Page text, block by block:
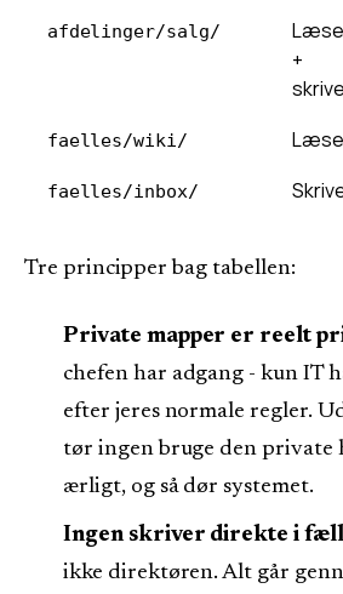
afdelinger/salg/
Læse
+
skrive
faelles/wiki/ Læse
faelles/inbox/
Tre principper bag tabellen:
Private mapper er reelt
chefen har adgang - kun IT
efter jeres normale regler.
tør ingen bruge den private
ærligt, og så dør systemet.
Ingen skriver direkte i
ikke direktøren. Alt går